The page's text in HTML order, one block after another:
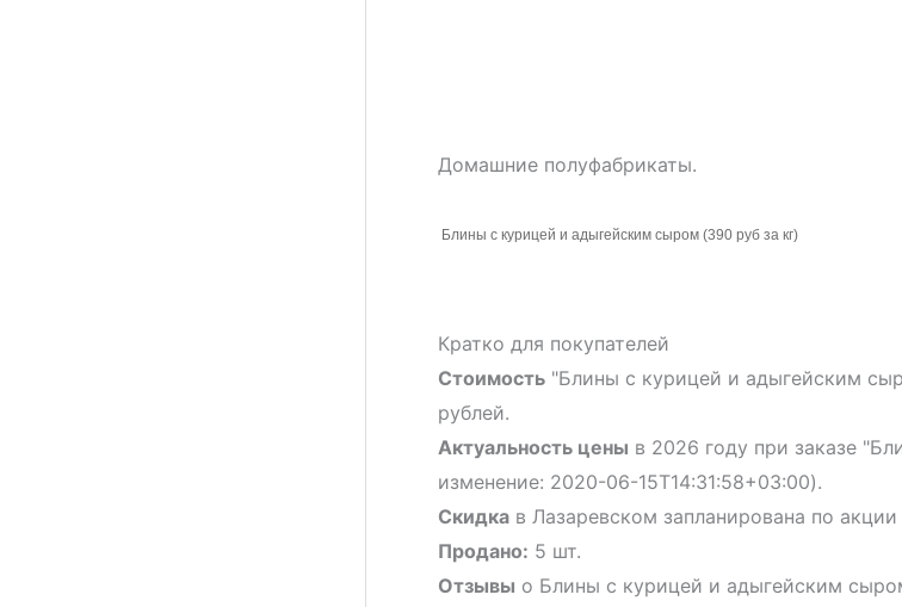
Домашние полуфабрикаты.
Блины с курицей и адыгейским сыром (390 руб за кг)
Кратко для покупателей
Стоимость"Блины с курицей и адыгейским
рублей.
Актуальность цены в 2026 году при заказе
изменение: 2020-06-15T14:31:58+03:00).
Скидкав Лазаревском запланирована по
Продано: 5 шт.
Отзывы о Блины с курицей и адыгейским